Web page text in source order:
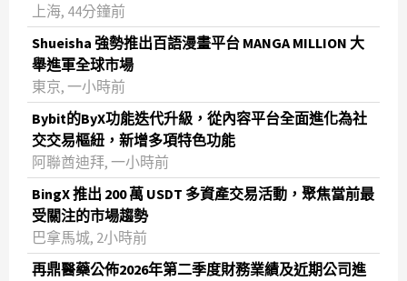
上海, 44分鐘前
Shueisha 強勢推出百語漫畫平台 MANGA MILLION 大
舉進軍全球市場
東京, 一小時前
Bybit的ByX功能迭代升級，從內容平台全面進化為社
交交易樞紐，新增多項特色功能
阿聯酋迪拜, 一小時前
BingX 推出 200 萬 USDT 多資產交易活動，聚焦當前最
受關注的市場趨勢
巴拿馬城, 2小時前
再鼎醫藥公佈2026年第二季度財務業績及近期公司進